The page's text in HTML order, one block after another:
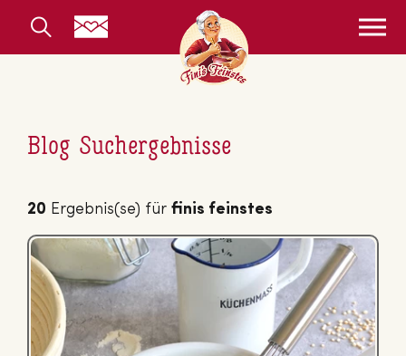
Blog Suchergebnisse
20 Ergebnis(se) für finis feinstes